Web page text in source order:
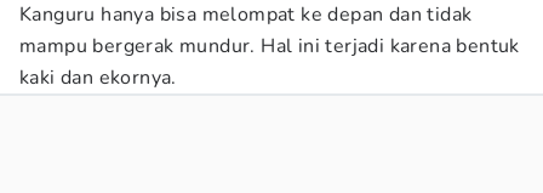
Kanguru hanya bisa melompat ke depan dan tidak
mampu bergerak mundur. Hal ini terjadi karena bentuk
kaki dan ekornya.